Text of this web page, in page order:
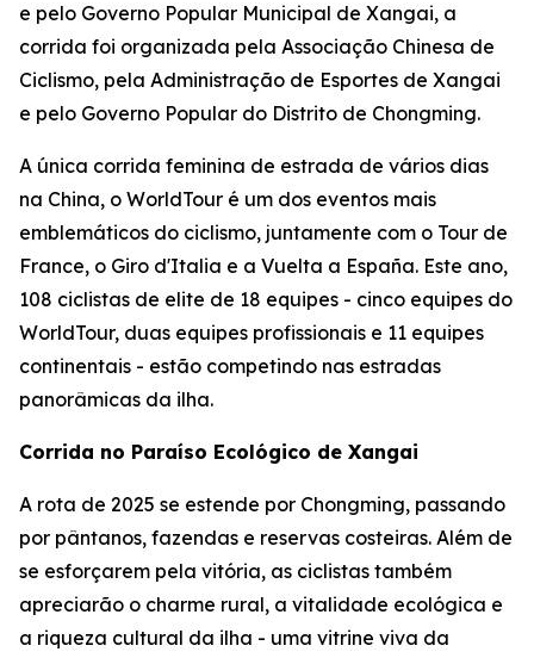
e pelo Governo Popular Municipal de Xangai, a
corrida foi organizada pela Associação Chinesa de
Ciclismo, pela Administração de Esportes de Xangai
e pelo Governo Popular do Distrito de Chongming.
A única corrida feminina de estrada de vários dias
na China, o WorldTour é um dos eventos mais
emblemáticos do ciclismo, juntamente com o Tour de
France, o Giro d'Italia e a Vuelta a España. Este ano,
108 ciclistas de elite de 18 equipes - cinco equipes do
WorldTour, duas equipes profissionais e 11 equipes
continentais - estão competindo nas estradas
panorâmicas da ilha.
Corrida no Paraíso Ecológico de Xangai
A rota de 2025 se estende por Chongming, passando
por pântanos, fazendas e reservas costeiras. Além de
se esforçarem pela vitória, as ciclistas também
apreciarão o charme rural, a vitalidade ecológica e
a riqueza cultural da ilha - uma vitrine viva da